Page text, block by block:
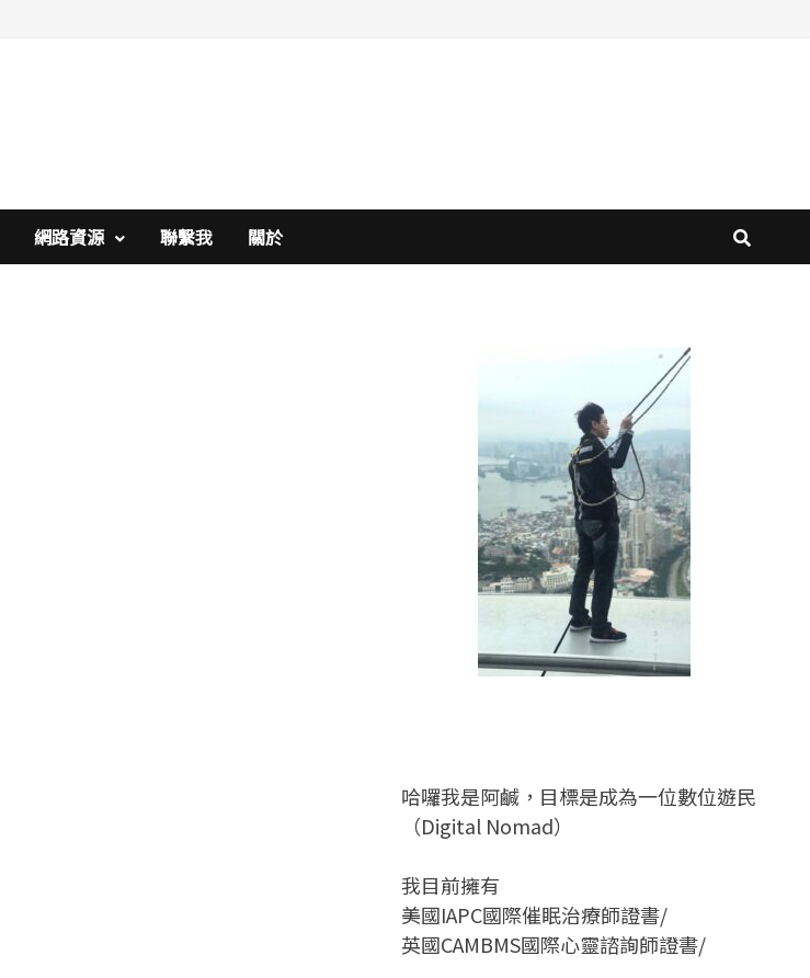
網路資源 聯繫我 關於
哈囉我是阿鹹，目標是成為一位數位遊民
（Digital Nomad）
我目前擁有
美國IAPC國際催眠治療師證書/
英國CAMBMS國際心靈諮詢師證書/